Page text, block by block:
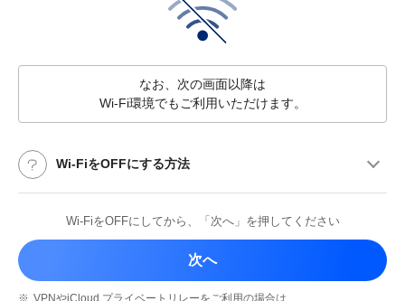
なお、次の画面以降は
Wi-Fi環境でもご利用いただけます。
Wi-FiをOFFにする方法
Wi-FiをOFFにしてから、 「次へ」を押してください
次へ
※ VPNやiCloud プライベートリレーを ご利用の場合は